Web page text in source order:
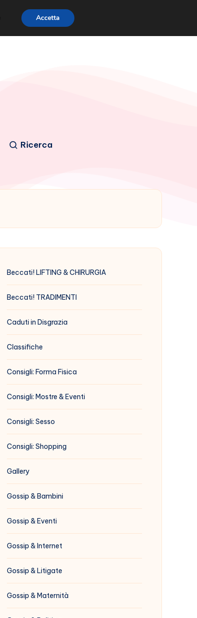
Ricerca
Beccati! LIFTING & CHIRURGIA
Beccati! TRADIMENTI
Caduti in Disgrazia
Classifiche
Consigli: Forma Fisica
Consigli: Mostre & Eventi
Consigli: Sesso
Consigli: Shopping
Gallery
Gossip & Bambini
Gossip & Eventi
Gossip & Internet
Gossip & Litigate
Gossip & Maternità
Accetta